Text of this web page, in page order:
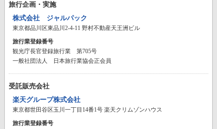
旅行企画・実施
株式会社 ジャルパック
東京都品川区東品川2-4-11 野村不動産天王洲ビル
旅行業登録番号
観光庁長官登録旅行業 第705号
一般社団法人 日本旅行業協会正会員
受託販売会社
楽天グループ株式会社
東京都世田谷区玉川一丁目14番1号 楽天クリムゾンハウス
旅行業登録番号